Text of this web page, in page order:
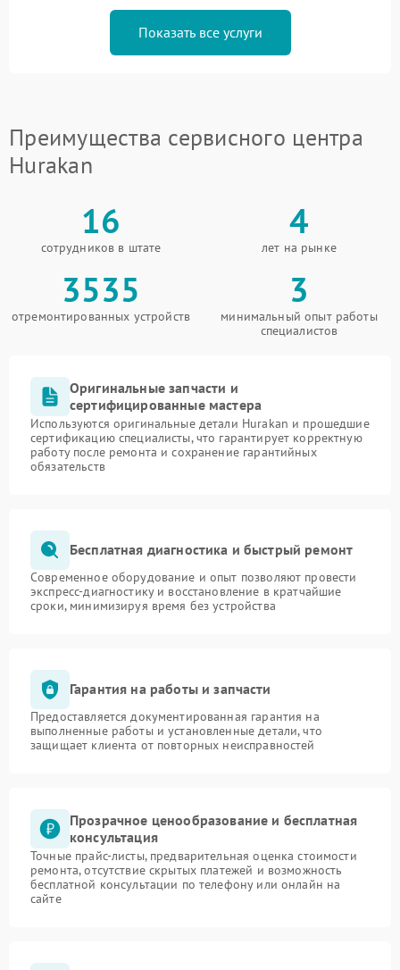
Показать все услуги
Преимущества сервисного центра
Hurakan
16
сотрудников в штате
4
лет на рынке
3535
отремонтированных устройств
3
минимальный опыт работы
специалистов
Оригинальные запчасти и
сертифицированные мастера
Используются оригинальные детали Hurakan и прошедшие
сертификацию специалисты, что гарантирует корректную
работу после ремонта и сохранение гарантийных
обязательств
Бесплатная диагностика и быстрый ремонт
Современное оборудование и опыт позволяют провести
экспресс-диагностику и восстановление в кратчайшие
сроки, минимизируя время без устройства
Гарантия на работы и запчасти
Предоставляется документированная гарантия на
выполненные работы и установленные детали, что
защищает клиента от повторных неисправностей
Прозрачное ценообразование и бесплатная
консультация
Точные прайс-листы, предварительная оценка стоимости
ремонта, отсутствие скрытых платежей и возможность
бесплатной консультации по телефону или онлайн на
сайте